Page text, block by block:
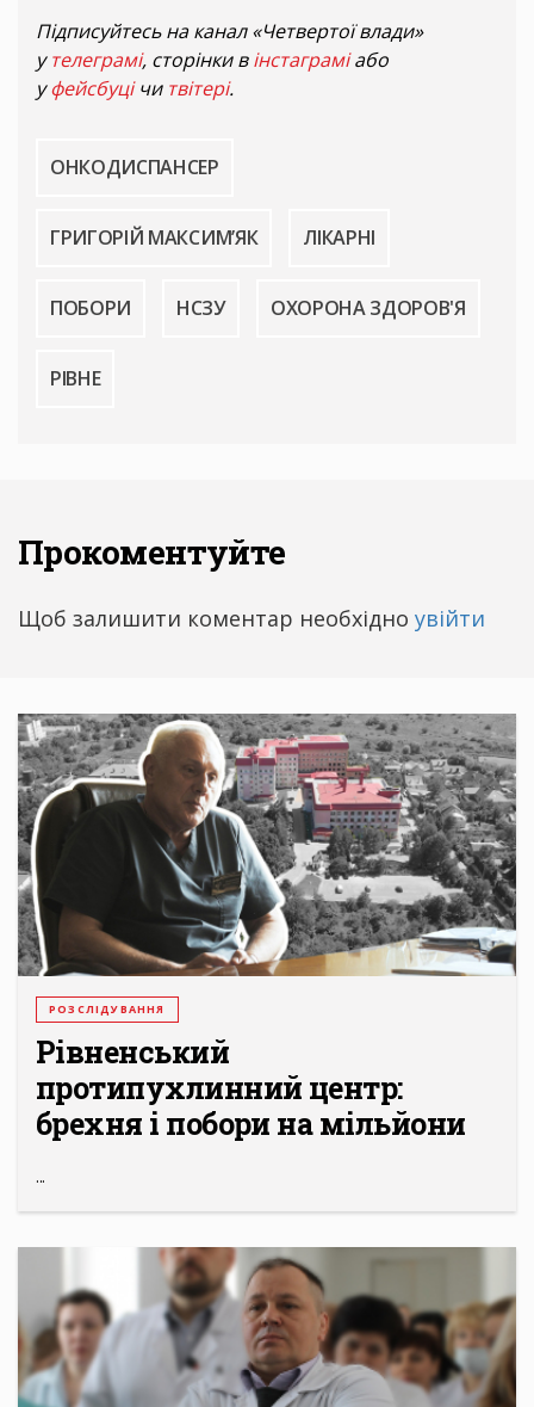
Підписуйтесь на канал «Четвертої влади»
утелеграмі, сторінки вінстаграміабо
уфейсбуцічи твітері.
ОНКОДИСПАНСЕР
ГРИГОРІЙ МАКСИМ’ЯК ЛІКАРНІ
ПОБОРИ НСЗУ ОХОРОНА ЗДОРОВ'Я
РІВНЕ
Прокоментуйте
Щоб залишити коментар необхідно увійти
РОЗСЛІДУВАННЯ
Рівненський
протипухлинний центр:
брехня і побори на мільйони
...